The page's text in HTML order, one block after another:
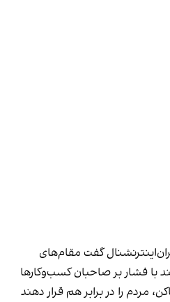
گفت مقام‌های
با فشار بر صاحبان کسب‌وکارها
مردم را در برابر هم قرار دهند